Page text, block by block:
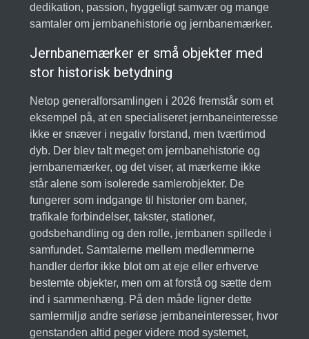
dedikation, passion, hyggeligt samvær og mange
samtaler om jernbanehistorie og jernbanemærker.
Jernbanemærker er små objekter med
stor historisk betydning
Netop generalforsamlingen i 2026 fremstår som et
eksempel på, at en specialiseret jernbaneinteresse
ikke er snæver i negativ forstand, men tværtimod
dyb. Der blev talt meget om jernbanehistorie og
jernbanemærker, og det viser, at mærkerne ikke
står alene som isolerede samlerobjekter. De
fungerer som indgange til historier om baner,
trafikale forbindelser, takster, stationer,
godsbehandling og den rolle, jernbanen spillede i
samfundet. Samtalerne mellem medlemmerne
handler derfor ikke blot om at eje eller erhverve
bestemte objekter, men om at forstå og sætte dem
ind i sammenhæng. På den måde ligner dette
samlermiljø andre seriøse jernbaneinteresser, hvor
genstanden altid peger videre mod systemet,